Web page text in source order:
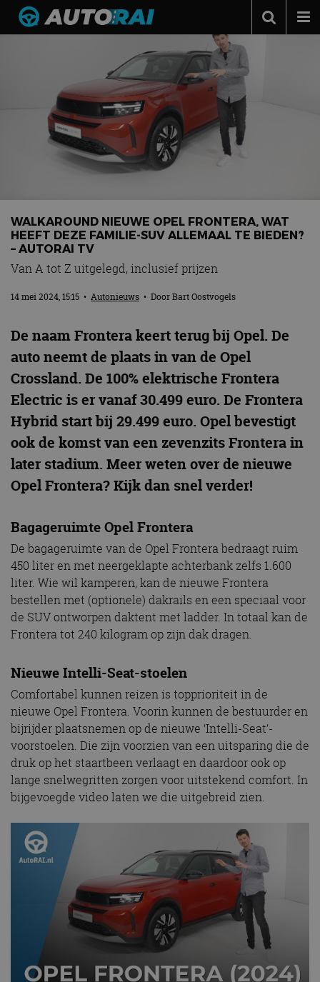
Autotests
Automerken
Adverteren
WALKAROUND NIEUWE OPEL FRONTERA, WAT
HEEFT DEZE FAMILIE-SUV ALLEMAAL TE BIEDEN?
– AUTORAI TV
Van A tot Z uitgelegd, inclusief prijzen
14 mei 2024, 15:15 • Autonieuws • DoorBart Oostvogels
De naam Frontera keert terug bij Opel. De
auto neemt de plaats in van de Opel
Crossland. De 100% elektrische Frontera
Electric is er vanaf 30.499 euro. De Frontera
Hybrid start bij 29.499 euro. Opel bevestigt
ook de komst van een zevenzits Frontera in
later stadium. Meer weten over de nieuwe
Opel Frontera? Kijk dan snel verder!
Bagageruimte Opel Frontera
De bagageruimte van de Opel Frontera bedraagt ruim
450 liter en met neergeklapte achterbank zelfs 1.600
liter. Wie wil kamperen, kan de nieuwe Frontera
bestellen met (optionele) dakrails en een speciaal voor
de SUV ontworpen daktent met ladder. In totaal kan de
Frontera tot 240 kilogram op zijn dak dragen.
Nieuwe Intelli-Seat-stoelen
Comfortabel kunnen reizen is topprioriteit in de
nieuwe Opel Frontera. Voorin kunnen de bestuurder en
bijrijder plaatsnemen op de nieuwe ‘Intelli-Seat’-
voorstoelen. Die zijn voorzien van een uitsparing die de
druk op het staartbeen verlaagt en daardoor ook op
lange snelwegritten zorgen voor uitstekend comfort. In
bijgevoegde video laten we die uitgebreid zien.